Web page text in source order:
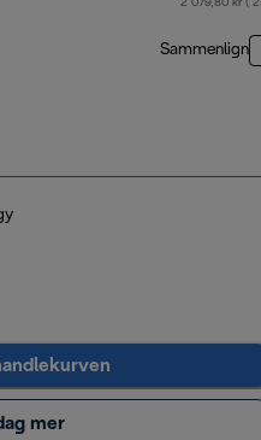
2 079,80 kr (
Sammenlign
mer